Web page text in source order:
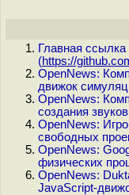
Главная ссылка
(https://
OpenNews:
движок
OpenNews:
создания
OpenNews:
свободных
OpenNews:
физических
OpenNews:
JavaScript-